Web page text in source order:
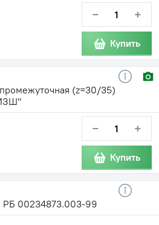
− +
Купить
(z=30/35)
− +
Купить
РБ 00234873.003-99